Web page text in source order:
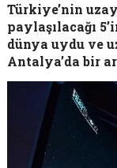
Türkiye’nin
paylaşılacağı
dünya uydu ve
Antalya’da bir